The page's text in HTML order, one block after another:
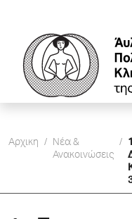
Αρχικη /
Νέα &
Ανακοινώσεις
/